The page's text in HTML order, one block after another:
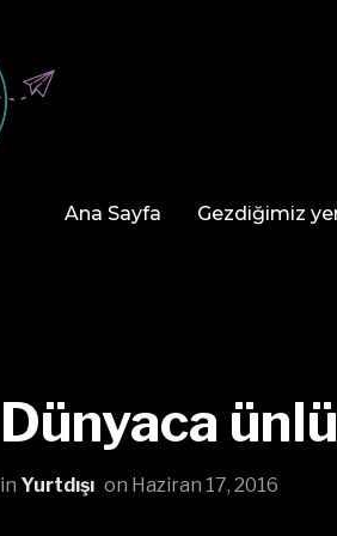
Ana Sayfa Gezdiğimiz
Dünyaca
in Yurtdışı on Haziran 17, 2016